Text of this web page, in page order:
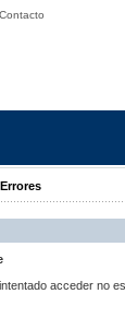
Contacto
acceder no